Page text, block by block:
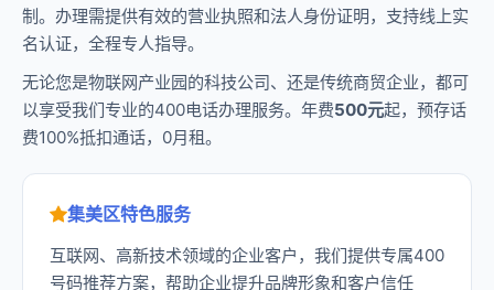
制。办理需提供有效的营业执照和法人身份证明，支持线上实
名认证，全程专人指导。
无论您是物联网产业园的科技公司、还是传统商贸企业，都可
以享受我们专业的400电话办理服务。年费500元起，预存话
费100%抵扣通话，0月租。
集美区特色服务
互联网、高新技术领域的企业客户，我们提供专属400
号码推荐方案，帮助企业提升品牌形象和客户信任